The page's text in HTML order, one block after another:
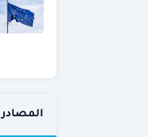
المصادر